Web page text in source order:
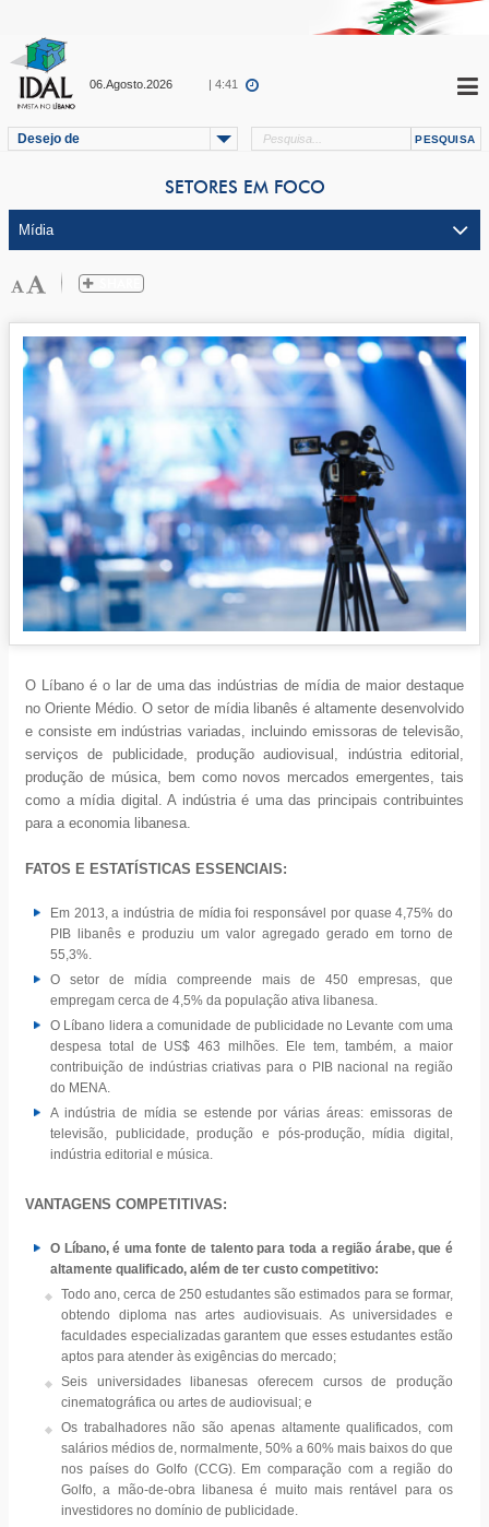
06.Agosto.2026 | 4:41
Desejo de
SETORES EM FOCO
O Líbano é o lar de uma das indústrias de mídia de maior destaque
no Oriente Médio. O setor de mídia libanês é altamente desenvolvido
e consiste em indústrias variadas, incluindo emissoras de televisão,
serviços de publicidade, produção audiovisual, indústria editorial,
produção de música, bem como novos mercados emergentes, tais
como a mídia digital. A indústria é uma das principais contribuintes
para a economia libanesa.
FATOS E ESTATÍSTICAS ESSENCIAIS:
Em 2013, a indústria de mídia foi responsável por quase 4,75% do
PIB libanês e produziu um valor agregado gerado em torno de
55,3%.
O setor de mídia compreende mais de 450 empresas, que
empregam cerca de 4,5% da população ativa libanesa.
O Líbano lidera a comunidade de publicidade no Levante com uma
despesa total de US$ 463 milhões. Ele tem, também, a maior
contribuição de indústrias criativas para o PIB nacional na região
do MENA.
A indústria de mídia se estende por várias áreas: emissoras de
televisão, publicidade, produção e pós-produção, mídia digital,
indústria editorial e música.
VANTAGENS COMPETITIVAS:
O Líbano, é uma fonte de talento para toda a região árabe, que é
altamente qualificado, além de ter custo competitivo:
Todo ano, cerca de 250 estudantes são estimados para se formar,
obtendo diploma nas artes audiovisuais. As universidades e
faculdades especializadas garantem que esses estudantes estão
aptos para atender às exigências do mercado;
Seis universidades libanesas oferecem cursos de produção
cinematográfica ou artes de audiovisual; e
Os trabalhadores não são apenas altamente qualificados, com
salários médios de, normalmente, 50% a 60% mais baixos do que
nos países do Golfo (CCG). Em comparação com a região do
Golfo, a mão-de-obra libanesa é muito mais rentável para os
investidores no domínio de publicidade.